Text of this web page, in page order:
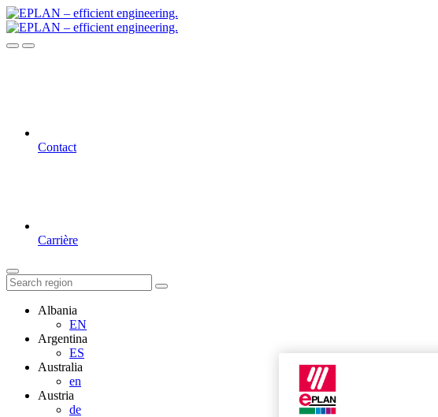
Contact
Carrière
Albania
EN
Argentina
ES
Australia
en
Austria
de